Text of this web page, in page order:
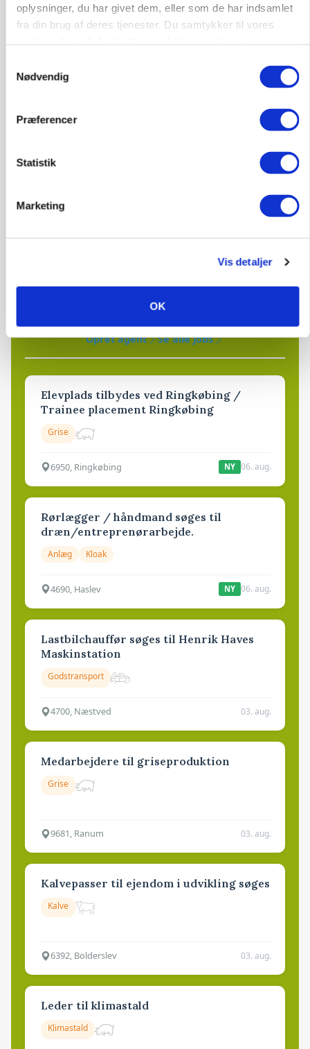
oplysninger, du har givet dem, eller som de har indsamlet
fra din brug af deres tjenester. Du samtykker til vores
Nødvendig
Præferencer
Statistik
Marketing
Vis detaljer
OK
marked for biokul
landbrugets ejerstruktur
i samarbejde med
76ledige stillinger
Opret agent
Se alle jobs
Elevplads tilbydes ved Ringkøbing /
Trainee placement Ringkøbing
Grise
6950, Ringkøbing NY 06. aug.
Rørlægger / håndmand søges til
dræn/entreprenørarbejde.
Anlæg Kloak
4690, Haslev NY 06. aug.
Lastbilchauffør søges til Henrik Haves
Maskinstation
Godstransport
4700, Næstved 03. aug.
Medarbejdere til griseproduktion
Grise
9681, Ranum 03. aug.
Kalvepasser til ejendom i udvikling søges
Kalve
6392, Bolderslev 03. aug.
Leder til klimastald
Klimastald